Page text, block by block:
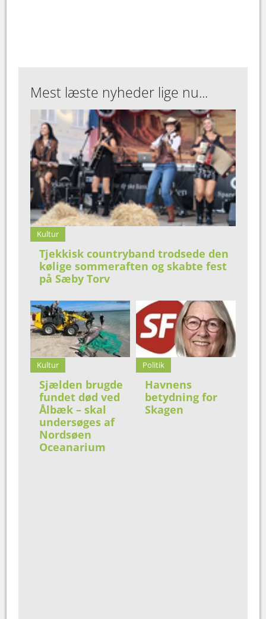
Mest læste nyheder lige nu...
Kultur
Tjekkisk countryband trodsede den
kølige sommeraften og skabte fest
på Sæby Torv
Kultur
Sjælden brugde
fundet død ved
Ålbæk – skal
undersøges af
Nordsøen
Oceanarium
Politik
Havnens
betydning for
Skagen